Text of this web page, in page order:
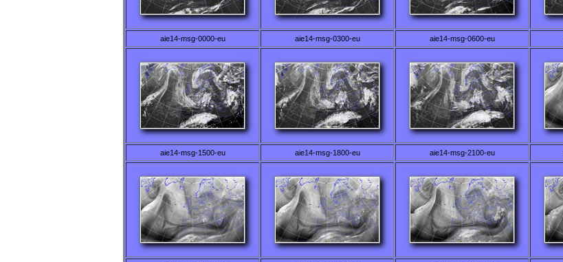
aie14-msg-0000-eu aie14-msg-0300-eu aie14-msg-0600-eu
aie14-msg-1500-eu aie14-msg-1800-eu aie14-msg-2100-eu